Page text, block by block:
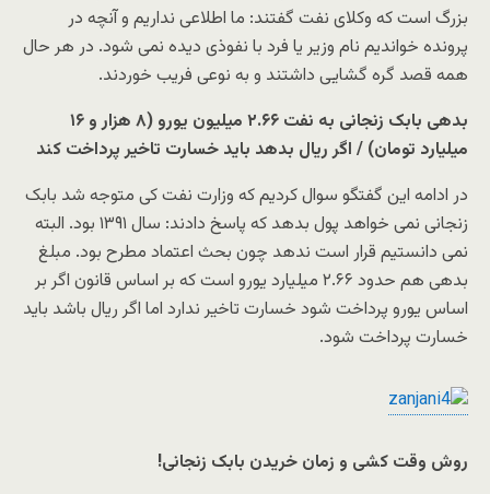
بزرگ است که وکلای نفت گفتند: ما اطلاعی نداریم و آنچه در
پرونده خواندیم نام وزیر یا فرد با نفوذی دیده نمی شود. در هر حال
همه قصد گره گشایی داشتند و به نوعی فریب خوردند.
بدهی بابک زنجانی به نفت ۲.۶۶ میلیون یورو (۸ هزار و ۱۶
میلیارد تومان) / اگر ریال بدهد باید خسارت تاخیر پرداخت کند
در ادامه این گفتگو سوال کردیم که وزارت نفت کی متوجه شد بابک
زنجانی نمی خواهد پول بدهد که پاسخ دادند: سال ۱۳۹۱ بود. البته
نمی دانستیم قرار است ندهد چون بحث اعتماد مطرح بود. مبلغ
بدهی هم حدود ۲.۶۶ میلیارد یورو است که بر اساس قانون اگر بر
اساس یورو پرداخت شود خسارت تاخیر ندارد اما اگر ریال باشد باید
خسارت پرداخت شود.
روش وقت کشی و زمان خریدن بابک زنجانی!